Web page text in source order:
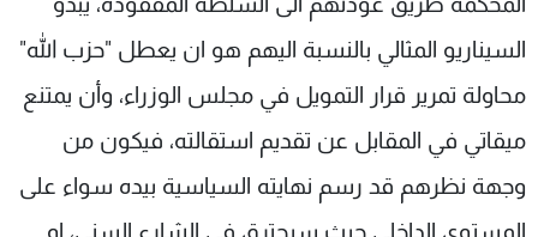
السيناريو المثالي بالنسبة اليهم هو ان يعطل "حزب الله"
محاولة تمرير قرار التمويل في مجلس الوزراء، وأن يمتنع
ميقاتي في المقابل عن تقديم استقالته، فيكون من
وجهة نظرهم قد رسم نهايته السياسية بيده سواء على